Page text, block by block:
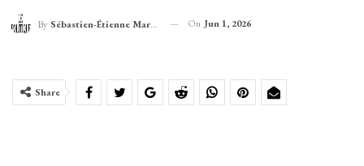
By Sébastien-Étienne Marechal On Jun 1, 2026
Share